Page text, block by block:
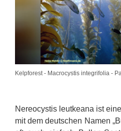
Kelpforest - Macrocystis integrifolia -
Nereocystis leutkeana ist
mit dem deutschen Namen